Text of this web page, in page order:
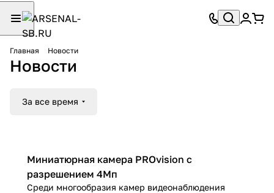
Главная Новости
Новости
За все время
Миниатюрная камера PROvision с
разрешением 4Мп
Среди многообразия камер видеонаблюдения